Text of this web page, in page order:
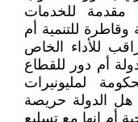
مقدمة للخدمات
وقاطرة للتنمية أم
للأداء الخاص
أم دور للقطاع
لمليونيرات
هل الدولة حريصة
أم إنها مع تسليع